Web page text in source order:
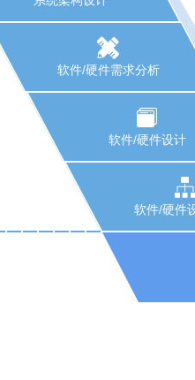
软件/硬件需求分析
软件/硬件设计
软件/硬件